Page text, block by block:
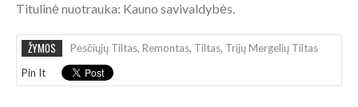
Titulinė nuotrauka: Kauno savivaldybės.
ŽYMOS Pėsčiųjų Tiltas, Remontas, Tiltas, Trijų Mergelių Tiltas
Pin It